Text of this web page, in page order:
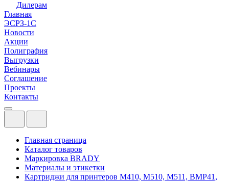
Дилерам
Главная
ЭСРЗ-1С
Новости
Акции
Полиграфия
Выгрузки
Вебинары
Соглашение
Проекты
Контакты
Главная страница
Каталог товаров
Маркировка BRADY
Материалы и этикетки
Картриджи для принтеров M410, M510, M511, BMP41,